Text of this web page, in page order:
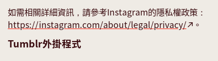
如需相關詳細資訊，請參考Instagram的隱私權政策：
https://instagram.com/about/legal/privacy/
。
Tumblr外掛程式